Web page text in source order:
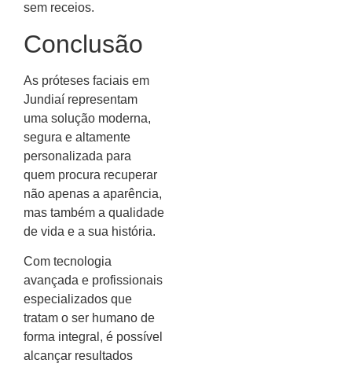
sem receios.
Conclusão
As próteses faciais em
Jundiaí representam
uma solução moderna,
segura e altamente
personalizada para
quem procura recuperar
não apenas a aparência,
mas também a qualidade
de vida e a sua história.
Com tecnologia
avançada e profissionais
especializados que
tratam o ser humano de
forma integral, é possível
alcançar resultados